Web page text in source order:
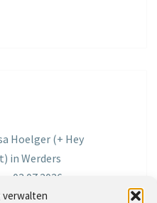
verwalten
Hoelger (+ Hey
in Werders
03.07.2026